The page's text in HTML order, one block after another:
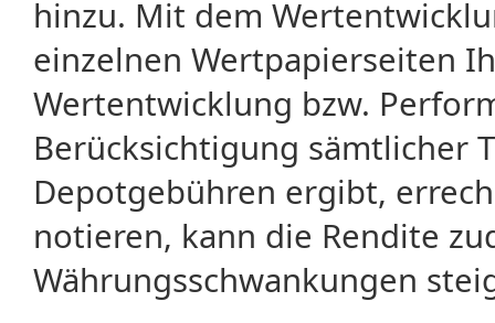
hinzu. Mit dem
einzelnen Wertpapierseiten
Wertentwicklung bzw.
Berücksichtigung sämtlicher
Depotgebühren ergibt,
notieren, kann die Rendite
Währungsschwankungen